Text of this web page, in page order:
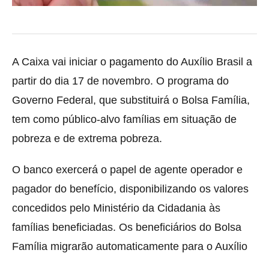
A Caixa vai iniciar o pagamento do Auxílio Brasil a
partir do dia 17 de novembro. O programa do
Governo Federal, que substituirá o Bolsa Família,
tem como público-alvo famílias em situação de
pobreza e de extrema pobreza.
O banco exercerá o papel de agente operador e
pagador do benefício, disponibilizando os valores
concedidos pelo Ministério da Cidadania às
famílias beneficiadas. Os beneficiários do Bolsa
Família migrarão automaticamente para o Auxílio